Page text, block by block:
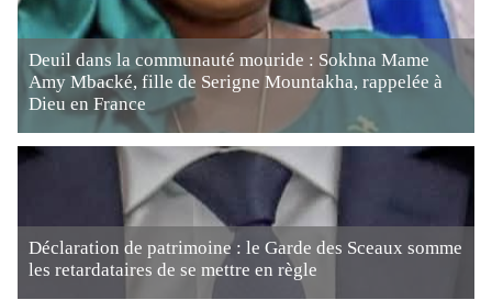
Deuil dans la communauté mouride : Sokhna Mame
Amy Mbacké, fille de Serigne Mountakha, rappelée à
Dieu en France
Déclaration de patrimoine : le Garde des Sceaux somme
les retardataires de se mettre en règle